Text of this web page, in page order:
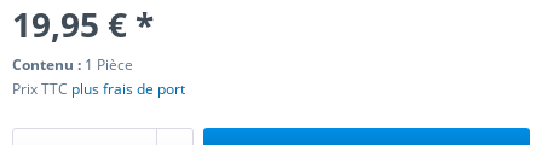
19,95 € *
Contenu : 1 Pièce
Prix TTC plus frais de port